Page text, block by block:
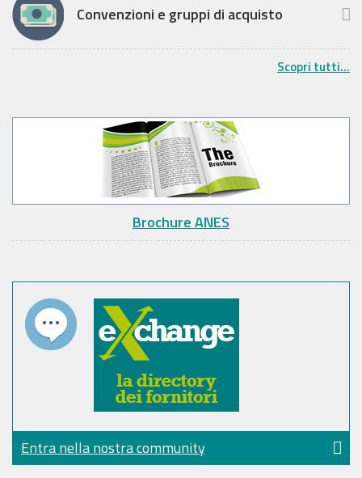
Convenzioni e gruppi di acquisto
Scopri tutti...
Brochure ANES
Entra nella nostra community